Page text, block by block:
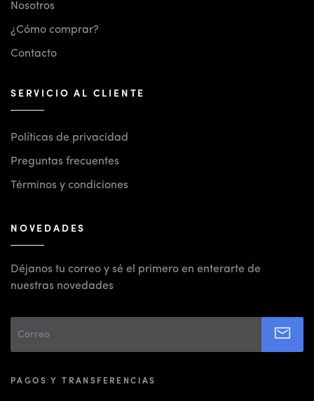
Nosotros
¿Cómo comprar?
Contacto
SERVICIO AL CLIENTE
Políticas de privacidad
Preguntas frecuentes
Términos y condiciones
NOVEDADES
Déjanos tu correo y sé el primero en enterarte de
nuestras novedades
PAGOS Y TRANSFERENCIAS